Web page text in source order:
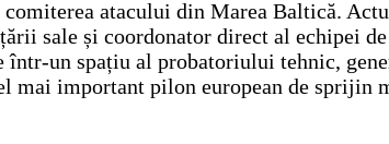
atacului din Marea Baltică.
sale și coordonator direct al echipei de
un spațiu al probatoriului tehnic,
mai important pilon european de sprijin